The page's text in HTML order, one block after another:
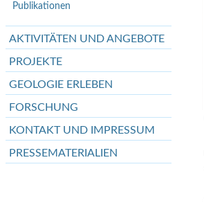
Publikationen
AKTIVITÄTEN UND ANGEBOTE
PROJEKTE
GEOLOGIE ERLEBEN
FORSCHUNG
KONTAKT UND IMPRESSUM
PRESSEMATERIALIEN